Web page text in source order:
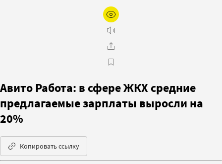
Авито Работа: в сфере ЖКХ средние
предлагаемые зарплаты выросли на
20%
Копировать ссылку